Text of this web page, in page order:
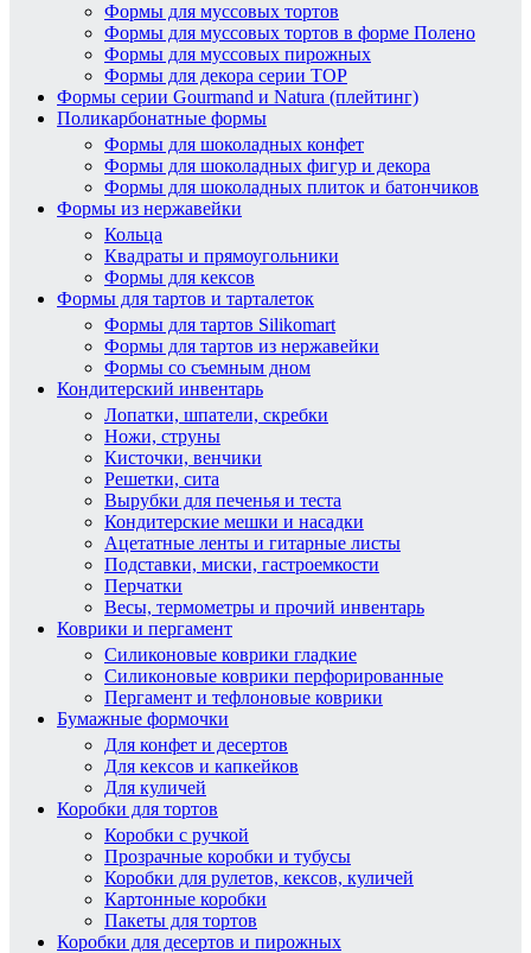
Формы для муссовых тортов
Формы для муссовых тортов в форме Полено
Формы для муссовых пирожных
Формы для декора серии TOP
Формы серии Gourmand и Natura (плейтинг)
Поликарбонатные формы
Формы для шоколадных конфет
Формы для шоколадных фигур и декора
Формы для шоколадных плиток и батончиков
Формы из нержавейки
Кольца
Квадраты и прямоугольники
Формы для кексов
Формы для тартов и тарталеток
Формы для тартов Silikomart
Формы для тартов из нержавейки
Формы со съемным дном
Кондитерский инвентарь
Лопатки, шпатели, скребки
Ножи, струны
Кисточки, венчики
Решетки, сита
Вырубки для печенья и теста
Кондитерские мешки и насадки
Ацетатные ленты и гитарные листы
Подставки, миски, гастроемкости
Перчатки
Весы, термометры и прочий инвентарь
Коврики и пергамент
Силиконовые коврики гладкие
Силиконовые коврики перфорированные
Пергамент и тефлоновые коврики
Бумажные формочки
Для конфет и десертов
Для кексов и капкейков
Для куличей
Коробки для тортов
Коробки с ручкой
Прозрачные коробки и тубусы
Коробки для рулетов, кексов, куличей
Картонные коробки
Пакеты для тортов
Коробки для десертов и пирожных